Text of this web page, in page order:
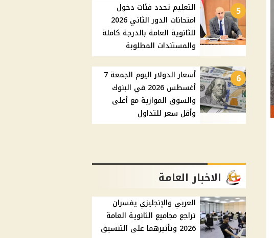
5
التعليم تحدد فئات دخول
امتحانات الدور الثاني 2026
للثانوية العامة بالدرجة كاملة
والمستندات المطلوبة
6
أسعار الدولار اليوم الجمعة 7
أغسطس 2026 في البنوك
والسوق الموازية مع أعلى
وأقل سعر للتداول
الاخبار العامة
العربي والإنجليزي يفسران
تراجع مجاميع الثانوية العامة
2026 وتأثيرهما على التنسيق